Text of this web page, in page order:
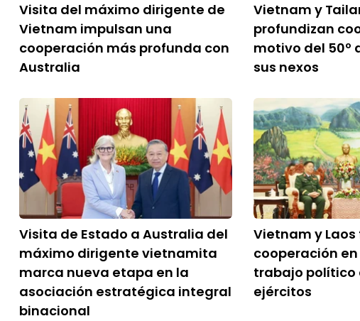
Visita del máximo dirigente de
Vietnam impulsan una
cooperación más profunda con
Australia
Vietnam y
profundizan
motivo del 50º
sus nexos
Visita de Estado a Australia del
máximo dirigente vietnamita
marca nueva etapa en la
asociación estratégica integral
binacional
Vietnam y
cooperación
trabajo político
ejércitos